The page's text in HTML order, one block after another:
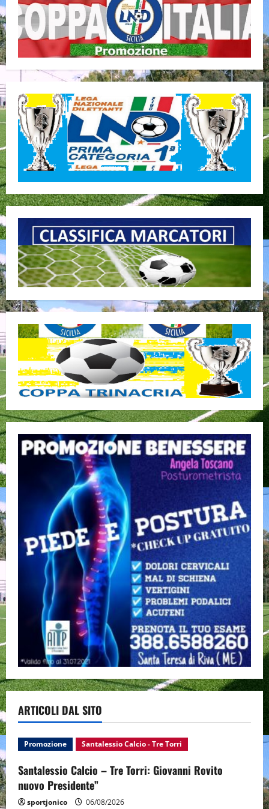
ARTICOLI DAL SITO
Promozione Santalessio Calcio - Tre Torri
Santalessio Calcio – Tre Torri: Giovanni Rovito
nuovo Presidente”
sportjonico 06/08/2026